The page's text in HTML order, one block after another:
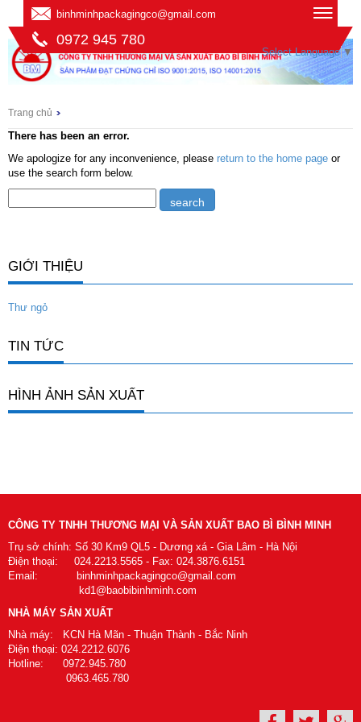
binhminhpackagingco@gmail.com
0972 945 780
Select Language ▼
Trang chủ
There has been an error.
We apologize for any inconvenience, please return to the home page or
use the search form below.
GIỚI THIỆU
Thư ngỏ
TIN TỨC
HÌNH ẢNH SẢN XUẤT
CÔNG TY TNHH THƯƠNG MẠI VÀ SẢN XUẤT BAO BÌ BÌNH MINH
Trụ sở chính: Số 30 Km9 QL5 - Dương xá - Gia Lâm - Hà Nội
Điện thoại: 024.2213.5565 - Fax: 024.3876.6151
Email: binhminhpackagingco@gmail.com
kd1@baobibinhminh.com
NHÀ MÁY SẢN XUẤT
Nhà máy: KCN Hà Mãn - Thuận Thành - Bắc Ninh
Điện thoại: 024.2212.6076
Hotline: 0972.945.780
0963.465.780